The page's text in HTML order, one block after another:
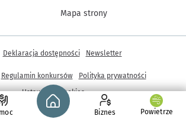
Strona główna - wroclaw.pl
Biznes Powietrze
Mapa strony
2005-2026, ARAW S.A., Gmina Wrocław
Deklaracja dostępności Newsletter
Regulamin konkursów
Polityka prywatności
Ustawienia cookies